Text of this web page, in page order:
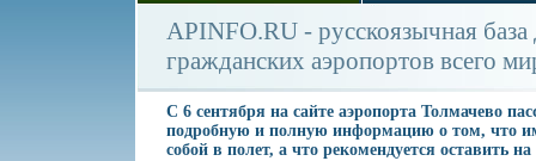
APINFO.RU - русскоязычная
гражданских аэропортов всего
С 6 сентября на сайте аэропорта Толмачево
подробную и полную информацию о том, что
собой в полет, а что рекомендуется оставить на